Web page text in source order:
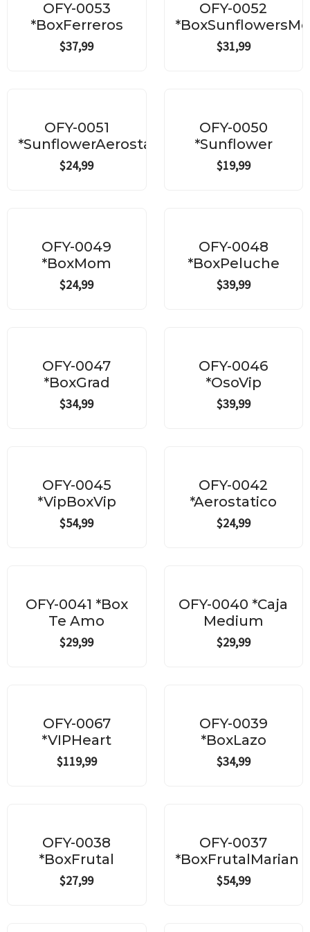
OFY-0053
*BoxFerreros
$37,99
OFY-0052
$31,99
OFY-0051
*SunflowerAerostatic
$24,99
OFY-0050
*Sunflower
$19,99
OFY-0049
*BoxMom
$24,99
OFY-0048
*BoxPeluche
$39,99
OFY-0047
*BoxGrad
$34,99
OFY-0046
*OsoVip
$39,99
OFY-0045
*VipBoxVip
$54,99
OFY-0042
*Aerostatico
$24,99
OFY-0041 *Box
Te Amo
$29,99
OFY-0040 *Caja
Medium
$29,99
OFY-0067
*VIPHeart
$119,99
OFY-0039
*BoxLazo
$34,99
OFY-0038
*BoxFrutal
$27,99
OFY-0037
*BoxFrutalMarian
$54,99